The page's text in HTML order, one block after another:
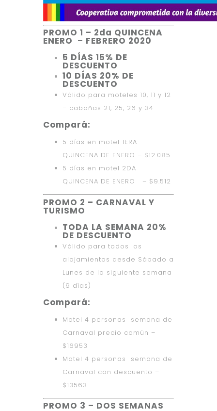
PROMO 1 – 2da QUINCENA
ENERO – FEBRERO 2020
5 DÍAS 15% DE
DESCUENTO
10 DÍAS 20% DE
DESCUENTO
Válido para moteles 10, 11 y 12
– cabañas 21, 25, 26 y 34
Compará:
5 días en motel 1ERA
QUINCENA DE ENERO – $12.085
5 días en motel 2DA
QUINCENA DE ENERO – $9.512
PROMO 2 – CARNAVAL Y
TURISMO
TODA LA SEMANA 20%
DE DESCUENTO
Válido para todos los
alojamientos desde Sábado a
Lunes de la siguiente semana
(9 días)
Compará:
Motel 4 personas semana de
Carnaval precio común –
$16953
Motel 4 personas semana de
Carnaval con descuento –
$13563
PROMO 3 – DOS SEMANAS